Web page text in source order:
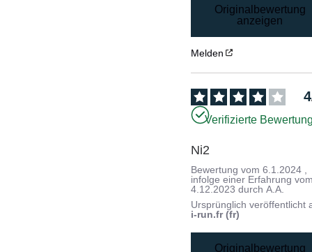
Originalbewertung
anzeigen
Melden
4
Verifizierte
Ni2
Bewertung vom6.1.2024
infolge einer Erfahrung
4.12.2023 durchA.A.
Ursprünglich veröffentlicht
i-run.fr (fr)
Originalbewertung